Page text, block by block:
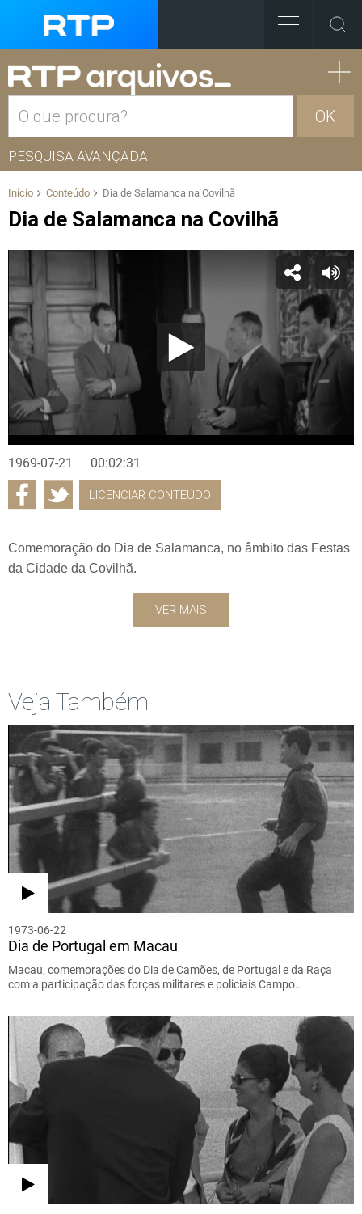
OK
PESQUISA AVANÇADA
Início Conteúdo Dia de Salamanca na Covilhã
Dia de Salamanca na Covilhã
1969-07-21 00:02:31
LICENCIAR CONTEÚDO
Comemoração do Dia de Salamanca, no âmbito das Festas
da Cidade da Covilhã.
VER MAIS
Veja Também
1973-06-22
Dia de Portugal em Macau
Macau, comemorações do Dia de Camões, de Portugal e da Raça
com a participação das forças militares e policiais Campo…